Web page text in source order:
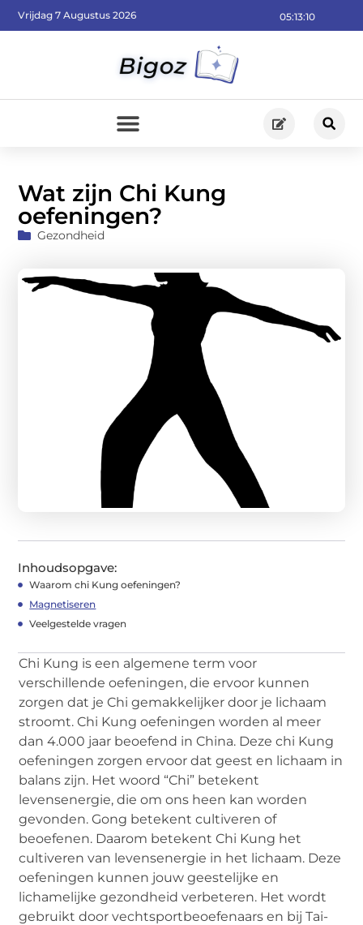
05:13:11
Vrijdag 7 Augustus 2026
Wat zijn Chi Kung
oefeningen?
Gezondheid
Inhoudsopgave:
Waarom chi Kung oefeningen?
Magnetiseren
Veelgestelde vragen
Chi Kung is een algemene term voor
verschillende oefeningen, die ervoor kunnen
zorgen dat je Chi gemakkelijker door je lichaam
stroomt. Chi Kung oefeningen worden al meer
dan 4.000 jaar beoefend in China. Deze chi Kung
oefeningen zorgen ervoor dat geest en lichaam in
balans zijn. Het woord “Chi” betekent
levensenergie, die om ons heen kan worden
gevonden. Gong betekent cultiveren of
beoefenen. Daarom betekent Chi Kung het
cultiveren van levensenergie in het lichaam. Deze
oefeningen kunnen jouw geestelijke en
lichamelijke gezondheid verbeteren. Het wordt
gebruikt door vechtsportbeoefenaars en bij Tai-